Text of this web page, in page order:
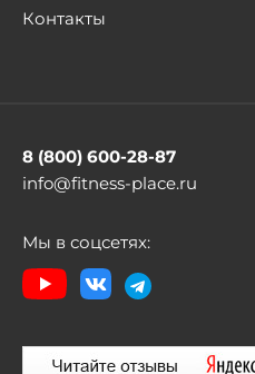
Контакты
8 (800) 600-28-87
info@fitness-place.ru
Мы в соцсетях: